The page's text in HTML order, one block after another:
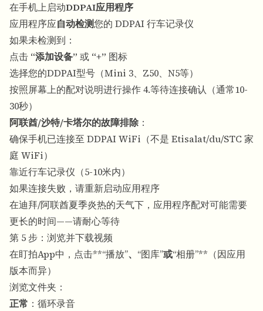
在手机上启动DDPAI应用程序
应用程序应自动检测您的 DDPAI 行车记录仪
如果未检测到：
点击 “添加设备” 或 “+” 图标
选择您的DDPAI型号（Mini 3、Z50、N5等）
按照屏幕上的配对说明进行操作 4.等待连接确认（通常10-
30秒）
阿联酋/沙特/卡塔尔的故障排除 ：
确保手机已连接至 DDPAI WiFi（不是 Etisalat/du/STC 家
庭 WiFi）
靠近行车记录仪（5-10米内）
如果连接失败，请重新启动应用程序
在迪拜/阿联酋夏季炎热的天气下，应用程序配对可能需要
更长的时间——请耐心等待
第 5 步：浏览并下载视频
在盯拍App中，点击**“播放”、 “图库”或“相册”**（因应用
版本而异）
浏览文件夹：
正常 ：循环录音